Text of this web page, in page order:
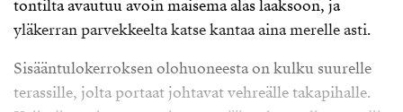
tontilta avautuu avoin maisema alas laaksoon, ja
yläkerran parvekkeelta katse kantaa aina merelle asti.
Sisääntulokerroksen olohuoneesta on kulku suurelle
terassille, jolta portaat johtavat vehreälle takapihalle.